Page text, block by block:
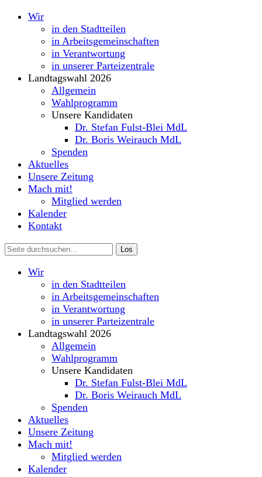
Wir
in den Stadtteilen
in Arbeitsgemeinschaften
in Verantwortung
in unserer Parteizentrale
Landtagswahl 2026
Allgemein
Wahlprogramm
Unsere Kandidaten
Dr. Stefan Fulst-Blei MdL
Dr. Boris Weirauch MdL
Spenden
Aktuelles
Unsere Zeitung
Mach mit!
Mitglied werden
Kalender
Kontakt
Wir
in den Stadtteilen
in Arbeitsgemeinschaften
in Verantwortung
in unserer Parteizentrale
Landtagswahl 2026
Allgemein
Wahlprogramm
Unsere Kandidaten
Dr. Stefan Fulst-Blei MdL
Dr. Boris Weirauch MdL
Spenden
Aktuelles
Unsere Zeitung
Mach mit!
Mitglied werden
Kalender